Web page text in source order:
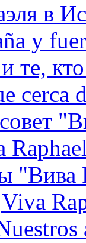
в
y
те,
cerca
"Вива